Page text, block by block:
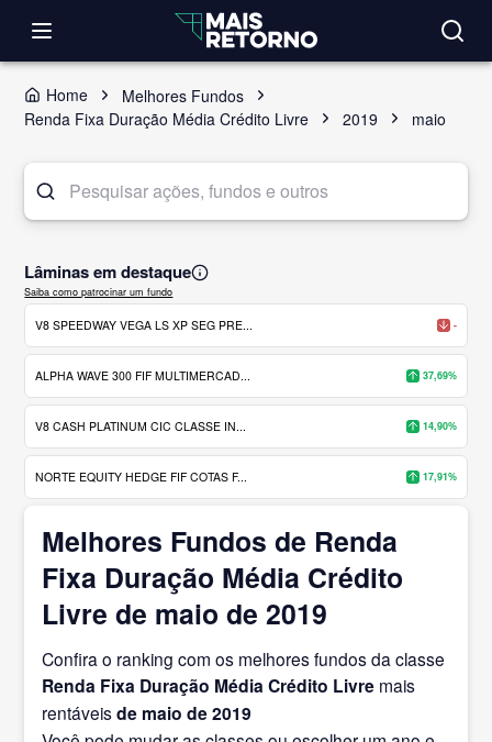
Home
Melhores Fundos
Renda Fixa Duração Média Crédito Livre
2019 maio
Lâminas em destaque
Saiba como patrocinar um fundo
V8 SPEEDWAY VEGA LS XP SEG PRE... -
ALPHA WAVE 300 FIF MULTIMERCAD... 37,69%
V8 CASH PLATINUM CIC CLASSE IN... 14,90%
NORTE EQUITY HEDGE FIF COTAS F... 17,91%
Melhores Fundos de Renda
Fixa Duração Média Crédito
Livre de maio de 2019
Confira o ranking com os melhores fundos da classe
Renda Fixa Duração Média Crédito Livre mais
rentáveisde maio de 2019